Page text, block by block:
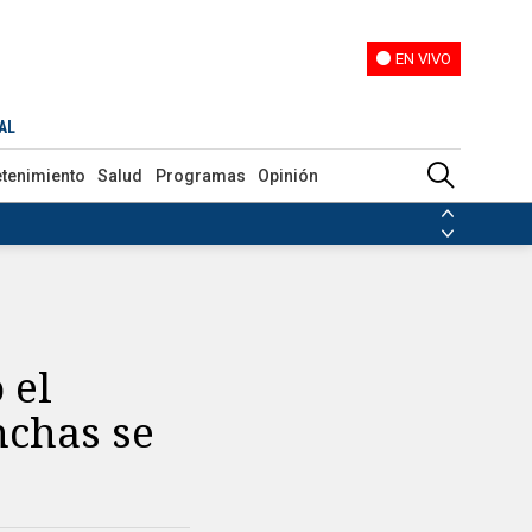
EN VIVO
Salud Programas Opinión
el
se